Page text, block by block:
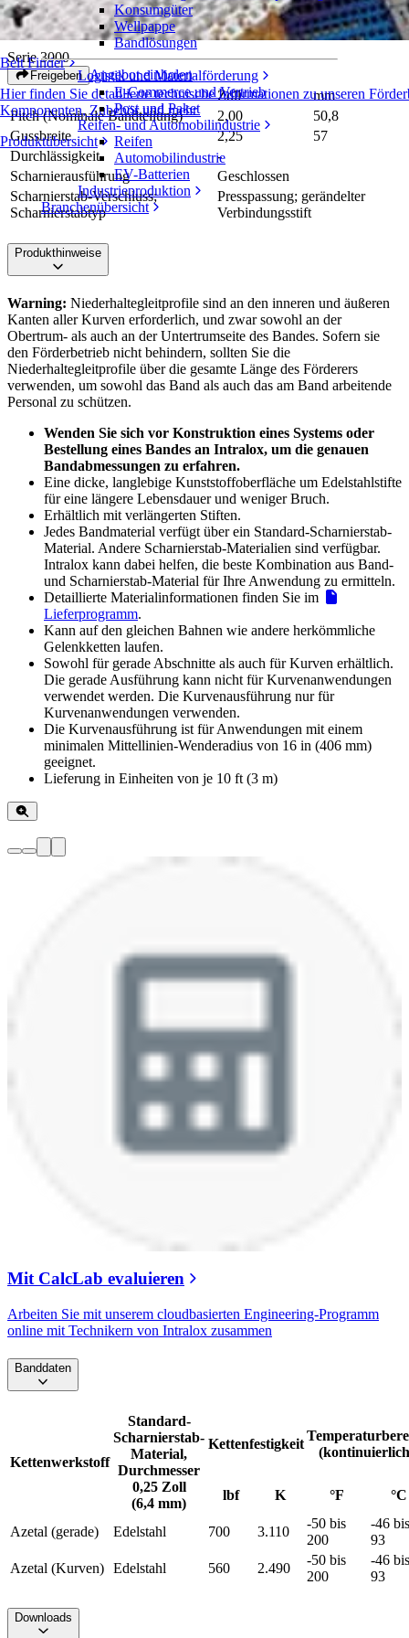
Belt Finder
Hier finden Sie detaillierte technische Informationen zu unseren
Komponenten, Zubehör und mehr
Produktübersicht
Konsumgüter
Wellpappe
Bandlösungen
Logistik und Materialförderung
E-Commerce und Vertrieb
Post und Paket
Reifen- und Automobilindustrie
Reifen
Automobilindustrie
EV-Batterien
Industrieproduktion
Branchenübersicht
Knochenkette
Serie 3000
Freigeben Angebot einholen
Zoll
mm
Pitch (Nominale Bandteilung)
2,00
50,8
Gussbreite
2,25
57
Durchlässigkeit
-
Scharnierausführung
Geschlossen
Scharnierstab-Verschluss;
Scharnierstabtyp
Presspassung; gerändelter
Verbindungsstift
Produkthinweise
Warning: Niederhaltegleitprofile sind an den inneren und äußeren
Kanten aller Kurven erforderlich, und zwar sowohl an der
Obertrum- als auch an der Untertrumseite des Bandes. Sofern sie
den Förderbetrieb nicht behindern, sollten Sie die
Niederhaltegleitprofile über die gesamte Länge des Förderers
verwenden, um sowohl das Band als auch das am Band arbeitende
Personal zu schützen.
Wenden Sie sich vor Konstruktion eines Systems oder
Bestellung eines Bandes an Intralox, um die genauen
Bandabmessungen zu erfahren.
Eine dicke, langlebige Kunststoffoberfläche um Edelstahlstifte
für eine längere Lebensdauer und weniger Bruch.
Erhältlich mit verlängerten Stiften.
Jedes Bandmaterial verfügt über ein Standard-Scharnierstab-
Material. Andere Scharnierstab-Materialien sind verfügbar.
Intralox kann dabei helfen, die beste Kombination aus Band-
und Scharnierstab-Material für Ihre Anwendung zu ermitteln.
Detaillierte Materialinformationen finden Sie im
Lieferprogramm.
Kann auf den gleichen Bahnen wie andere herkömmliche
Gelenkketten laufen.
Sowohl für gerade Abschnitte als auch für Kurven erhältlich.
Die gerade Ausführung kann nicht für Kurvenanwendungen
verwendet werden. Die Kurvenausführung nur für
Kurvenanwendungen verwenden.
Die Kurvenausführung ist für Anwendungen mit einem
minimalen Mittellinien-Wenderadius von 16 in (406 mm)
geeignet.
Lieferung in Einheiten von je 10 ft (3 m)
Mit CalcLab evaluieren
Arbeiten Sie mit unserem cloudbasierten Engineering-Programm
online mit Technikern von Intralox zusammen
Banddaten
Kettenwerkstoff
Standard-
Scharnierstab-
Material,
Durchmesser
0,25 Zoll
(6,4 mm)
Kettenfestigkeit
lbf K °F °C
Azetal (gerade) Edelstahl 700 3.110
-50 bis
200
-46 bis
93
Azetal (Kurven) Edelstahl 560 2.490
-50 bis
200
-46 bis
93
Downloads